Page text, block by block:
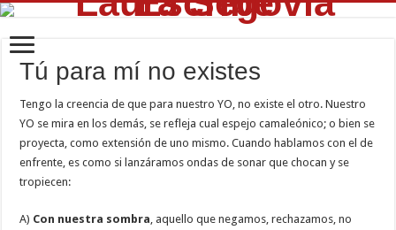
Tú para mí no existes
Tengo la creencia de que para nuestro YO, no existe el otro. Nuestro
YO se mira en los demás, se refleja cual espejo camaleónico; o bien se
proyecta, como extensión de uno mismo. Cuando hablamos con el de
enfrente, es como si lanzáramos ondas de sonar que chocan y se
tropiecen:
A) Con nuestra sombra , aquello que negamos, rechazamos, no